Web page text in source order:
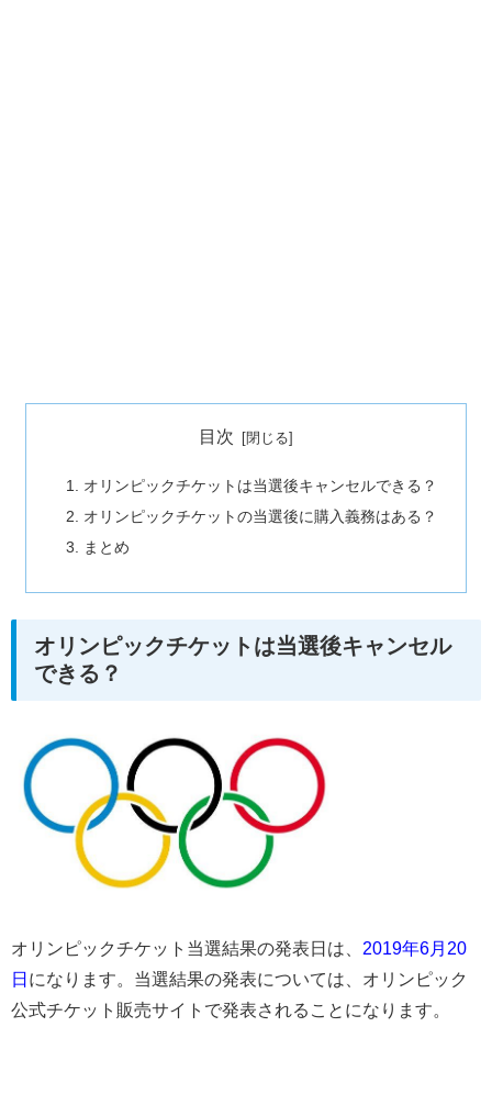
目次
オリンピックチケットは当選後キャンセルできる？
オリンピックチケットの当選後に購入義務はある？
まとめ
オリンピックチケットは当選後キャンセル
できる？
オリンピックチケット当選結果の発表日は、 2019年6月20
日 になります。当選結果の発表については、オリンピック
公式チケット販売サイトで発表されることになります。